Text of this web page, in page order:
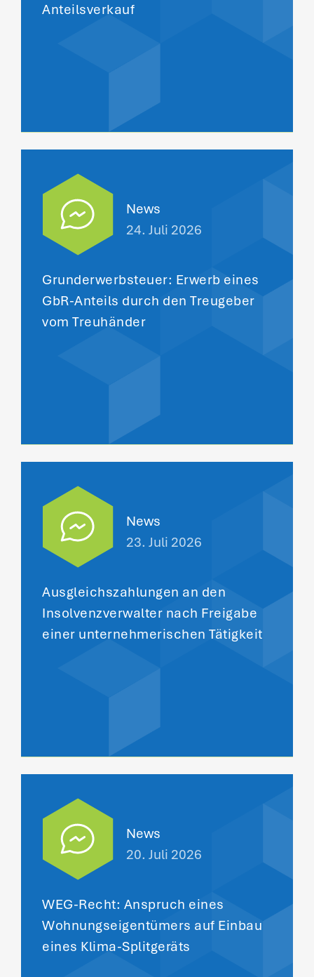
Anteilsverkauf
News
24. Juli 2026
Grunderwerbsteuer: Erwerb eines
GbR-Anteils durch den Treugeber
vom Treuhänder
News
23. Juli 2026
Ausgleichszahlungen an den
Insolvenzverwalter nach Freigabe
einer unternehmerischen Tätigkeit
News
20. Juli 2026
WEG-Recht: Anspruch eines
Wohnungseigentümers auf Einbau
eines Klima-Splitgeräts